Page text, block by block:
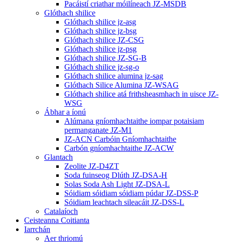
Pacáistí criathar móilíneach JZ-MSDB
Glóthach shilice
Glóthach shilice jz-asg
Glóthach shilice jz-bsg
Glóthach shilice JZ-CSG
Glóthach shilice jz-psg
Glóthach shilice JZ-SG-B
Glóthach shilice jz-sg-o
Glóthach shilice alumina jz-sag
Glóthach Silice Alumina JZ-WSAG
Glóthach shilice atá frithsheasmhach in uisce JZ-
WSG
Ábhar a íonú
Alúmana gníomhachtaithe iompar potaisiam
permanganate JZ-M1
JZ-ACN Carbóin Gníomhachtaithe
Carbón gníomhachtaithe JZ-ACW
Glantach
Zeolite JZ-D4ZT
Soda fuinseog Dlúth JZ-DSA-H
Solas Soda Ash Light JZ-DSA-L
Sóidiam sóidiam sóidiam púdar JZ-DSS-P
Sóidiam leachtach sileacáit JZ-DSS-L
Catalaíoch
Ceisteanna Coitianta
Iarrchán
Aer thriomú